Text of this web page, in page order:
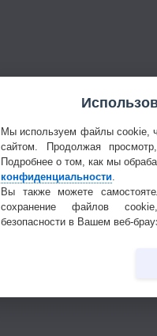
Мы используем файлы cookie,
сайтом. Продолжая
Подробнее о том, как мы
конфиденциальности.
Вы также можете
сохранение файлов
безопасности в Вашем веб-